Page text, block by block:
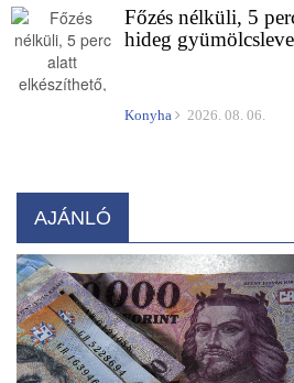
Főzés nélküli, 5
hideg
Konyha 2026. 08. 06.
AJÁNLÓ